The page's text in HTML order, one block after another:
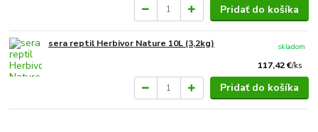
Pridať do košíka
sera reptil Herbivor Nature 10L (3,2kg)
117,42 €/ks
skladom
Pridať do košíka